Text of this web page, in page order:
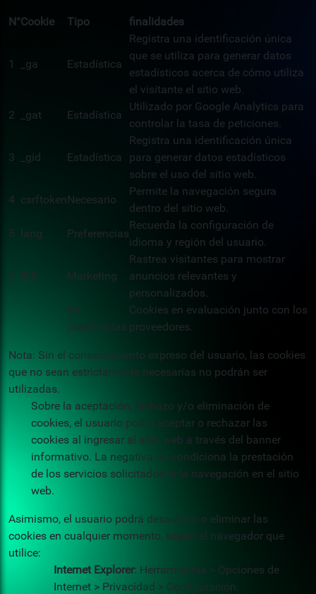
N°Cookie Tipo finalidades
1 _ga Estadística
Registra una identificación única
que se utiliza para generar datos
estadísticos acerca de cómo utiliza
el visitante el sitio web.
2
_gat Estadística
Utilizado por Google Analytics para
controlar la tasa de peticiones.
3 _gid Estadística
Registra una identificación única
para generar datos estadísticos
sobre el uso del sitio web.
4 csrftokenNecesario
Permite la navegación segura
dentro del sitio web.
5 lang Preferencias
Recuerda la configuración de
idioma y región del usuario.
6 IDE Marketing
Rastrea visitantes para mostrar
anuncios relevantes y
personalizados.
No
clasificadas
Cookies en evaluación junto con los
proveedores.
Nota: Sin el consentimiento expreso del usuario, las cookies
que no sean estrictamente necesarias no podrán ser
utilizadas.
Sobre la aceptación, rechazo y/o eliminación de
cookies, el usuario podrá aceptar o rechazar las
cookies al ingresar al sitio web a través del banner
informativo. La negativa no condiciona la prestación
de los servicios solicitados ni la navegación en el sitio
web.
Asimismo, el usuario podrá desactivar o eliminar las
cookies en cualquier momento, según el navegador que
utilice:
Internet Explorer: Herramientas > Opciones de
Internet > Privacidad > Configuración.